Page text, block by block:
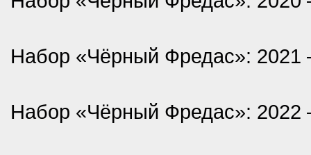
Набор «Чёрный Фредас»: 2021
Набор «Чёрный Фредас»: 2022